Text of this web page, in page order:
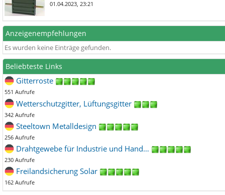
01.04.2023, 23:21
Anzeigenempfehlungen
Es wurden keine Einträge gefunden.
Beliebteste Links
Gitterroste
551 Aufrufe
Wetterschutzgitter, Lüftungsgitter
342 Aufrufe
Steeltown Metalldesign
256 Aufrufe
Drahtgewebe für Industrie und Hand…
230 Aufrufe
Freilandsicherung Solar
162 Aufrufe